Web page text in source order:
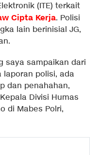
(ITE) terkait
Cipta Kerja. Polisi
lain berinisial JG,
saya sampaikan dari
laporan polisi, ada
dan penahahan,
Divisi Humas
di Mabes Polri,